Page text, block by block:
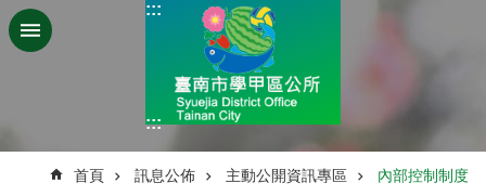
跳到主要內容區塊
:::
:::
首頁 訊息公佈 主動公開資訊專區 內部控制制度